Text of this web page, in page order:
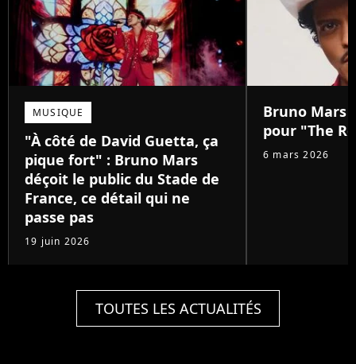
MUSIQUE
"À côté de David Guetta, ça
pique fort" : Bruno Mars
déçoit le public du Stade de
France, ce détail qui ne
passe pas
19 juin 2026
Bruno Mars
pour "The
6 mars 2026
TOUTES LES ACTUALITÉS